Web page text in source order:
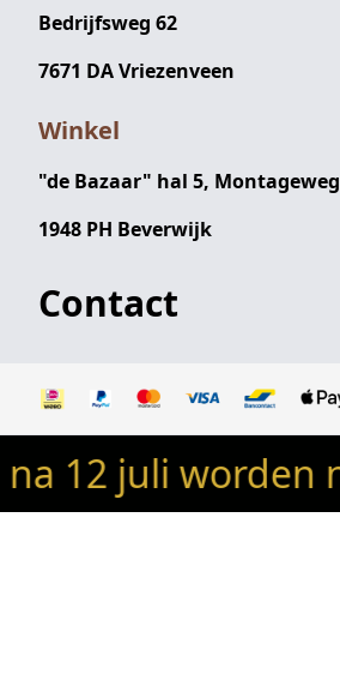
Bedrijfsweg 62
7671 DA Vriezenveen
Winkel
"de Bazaar" hal 5,
1948 PH Beverwijk
Contact
© 2024 Robin's woondeco /
rechten
worden